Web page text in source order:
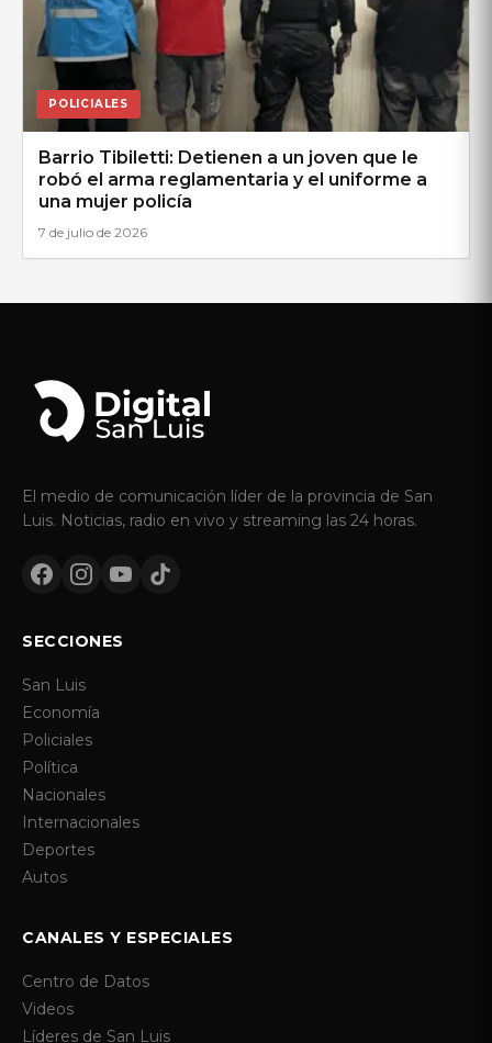
POLICIALES
Barrio Tibiletti: Detienen a un joven que le
robó el arma reglamentaria y el uniforme a
una mujer policía
7 de julio de 2026
El medio de comunicación líder de la provincia de San
Luis. Noticias, radio en vivo y streaming las 24 horas.
SECCIONES
San Luis
Economía
Policiales
Política
Nacionales
Internacionales
Deportes
Autos
CANALES Y ESPECIALES
Centro de Datos
Videos
Líderes de San Luis